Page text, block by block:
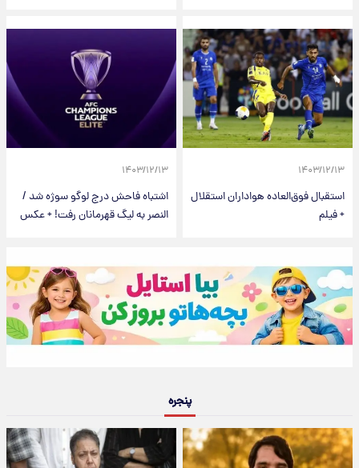
۱۴۰۳/۱۲/۱۳
استقبال فوق‌العاده هواداران استقلال
+ فیلم
۱۴۰۳/۱۲/۱۳
اشتباه فاحش درج لوگو سوژه شد /
النصر به لیگ قهرمانان رفت! + عکس
پنجره